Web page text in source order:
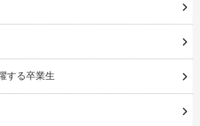
する卒業生